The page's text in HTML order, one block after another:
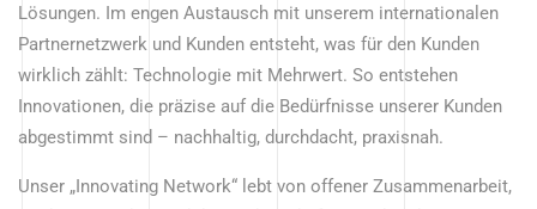
Lösungen. Im engen Austausch mit unserem internationalen
Partnernetzwerk und Kunden entsteht, was für den Kunden
wirklich zählt: Technologie mit Mehrwert. So entstehen
Innovationen, die präzise auf die Bedürfnisse unserer Kunden
abgestimmt sind – nachhaltig, durchdacht, praxisnah.
Unser „Innovating Network“ lebt von offener Zusammenarbeit,